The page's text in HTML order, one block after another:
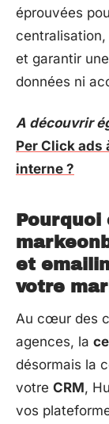
éprouvées
et garantir
données ni
A découvrir
Per Click ads
interne ?
et
votre
Au cœur des
agences, la
désormais la
votre CRM,
vos